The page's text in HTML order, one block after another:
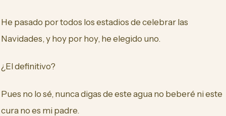
He pasado por todos los estadios de celebrar las
Navidades, y hoy por hoy, he elegido uno.
¿El definitivo?
Pues no lo sé, nunca digas de este agua no beberé ni este
cura no es mi padre.